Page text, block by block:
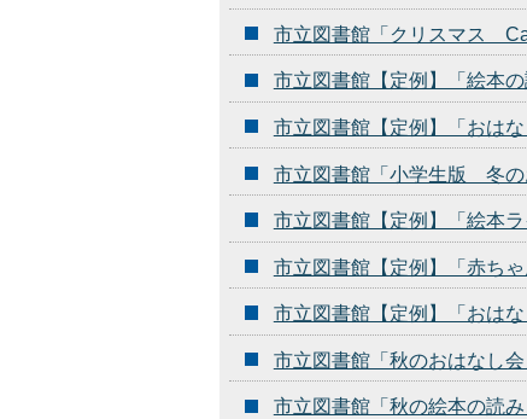
市立図書館「クリスマス
市立図書館【定例】「絵本の
市立図書館【定例】「おはな
市立図書館「小学生版 冬の
市立図書館【定例】「絵本ラ
市立図書館【定例】「赤ちゃ
市立図書館【定例】「おはな
市立図書館「秋のおはなし会
市立図書館「秋の絵本の読み